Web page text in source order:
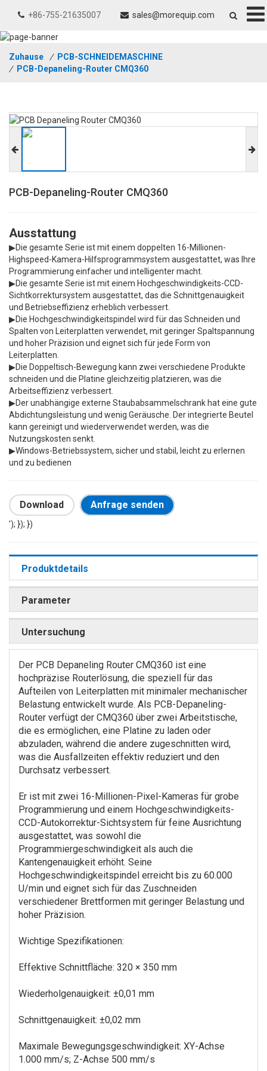
+86-755-21635007 sales@morequip.com
Zuhause /
PCB-SCHNEIDEMASCHINE
/
PCB-Depaneling-Router CMQ360
PCB-Depaneling-Router CMQ360
Ausstattung
▶Die gesamte Serie ist mit einem doppelten 16-Millionen-
Highspeed-Kamera-Hilfsprogrammsystem ausgestattet, was Ihre
Programmierung einfacher und intelligenter macht.
▶Die gesamte Serie ist mit einem Hochgeschwindigkeits-CCD-
Sichtkorrektursystem ausgestattet, das die Schnittgenauigkeit
und Betriebseffizienz erheblich verbessert.
▶Die Hochgeschwindigkeitspindel wird für das Schneiden und
Spalten von Leiterplatten verwendet, mit geringer Spaltspannung
und hoher Präzision und eignet sich für jede Form von
Leiterplatten.
▶Die Doppeltisch-Bewegung kann zwei verschiedene Produkte
schneiden und die Platine gleichzeitig platzieren, was die
Arbeitseffizienz verbessert.
▶Der unabhängige externe Staubabsammelschrank hat eine gute
Abdichtungsleistung und wenig Geräusche. Der integrierte Beutel
kann gereinigt und wiederverwendet werden, was die
Nutzungskosten senkt.
▶Windows-Betriebssystem, sicher und stabil, leicht zu erlernen
und zu bedienen
Download Anfrage senden
'); }); })
Produktdetails
Parameter
Untersuchung
Der PCB Depaneling Router CMQ360 ist eine
hochpräzise Routerlösung, die speziell für das
Aufteilen von Leiterplatten mit minimaler mechanischer
Belastung entwickelt wurde. Als PCB-Depaneling-
Router verfügt der CMQ360 über zwei Arbeitstische,
die es ermöglichen, eine Platine zu laden oder
abzuladen, während die andere zugeschnitten wird,
was die Ausfallzeiten effektiv reduziert und den
Durchsatz verbessert.
Er ist mit zwei 16-Millionen-Pixel-Kameras für grobe
Programmierung und einem Hochgeschwindigkeits-
CCD-Autokorrektur-Sichtsystem für feine Ausrichtung
ausgestattet, was sowohl die
Programmiergeschwindigkeit als auch die
Kantengenauigkeit erhöht. Seine
Hochgeschwindigkeitspindel erreicht bis zu 60.000
U/min und eignet sich für das Zuschneiden
verschiedener Brettformen mit geringer Belastung und
hoher Präzision.
Wichtige Spezifikationen:
Effektive Schnittfläche: 320 × 350 mm
Wiederholgenauigkeit: ±0,01 mm
Schnittgenauigkeit: ±0,02 mm
Maximale Bewegungsgeschwindigkeit: XY-Achse
1.000 mm/s; Z-Achse 500 mm/s